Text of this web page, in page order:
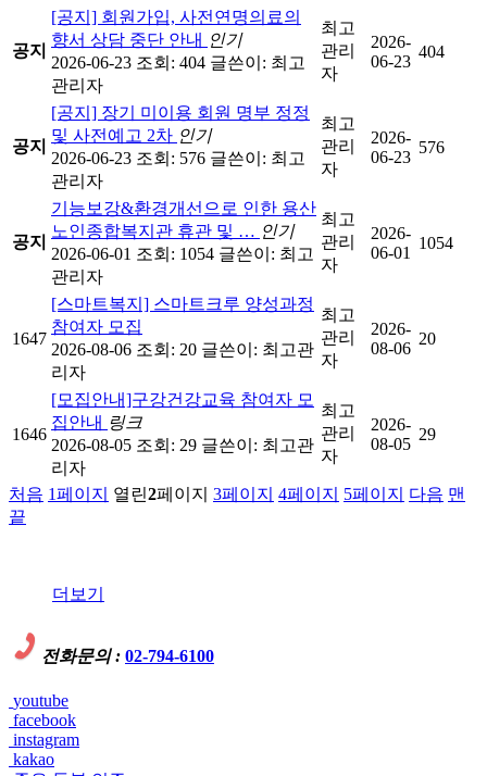
공지
[공지] 회원가입, 사전연명의료의
향서 상담 중단 안내 인기
2026-06-23 조회: 404 글쓴이: 최고
관리자
최고
관리
자
2026-
06-23
404
공지
[공지] 장기 미이용 회원 명부 정정
및 사전예고 2차 인기
2026-06-23 조회: 576 글쓴이: 최고
관리자
최고
관리
자
2026-
06-23
576
공지
기능보강&환경개선으로 인한 용산
노인종합복지관 휴관 및 … 인기
2026-06-01 조회: 1054 글쓴이: 최고
관리자
최고
관리
자
2026-
06-01
1054
1647
[스마트복지] 스마트크루 양성과정
참여자 모집
2026-08-06 조회: 20 글쓴이: 최고관
리자
최고
관리
자
2026-
08-06
20
1646
[모집안내]구강건강교육 참여자 모
집안내 링크
2026-08-05 조회: 29 글쓴이: 최고관
리자
최고
관리
자
2026-
08-05
29
처음 1페이지 열린2페이지 3페이지 4페이지 5페이지 다음 맨
끝
더보기
전화문의 : 02-794-6100
youtube
facebook
instagram
kakao